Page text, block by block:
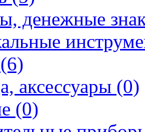
денежные
аксессуары (0)
(0)